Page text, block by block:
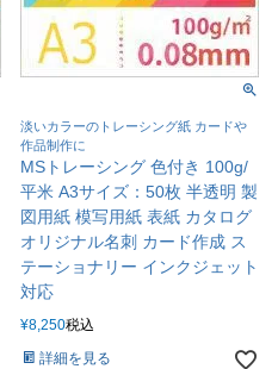
淡いカラーのトレーシング紙 カードや
作品制作に
MSトレーシング 色付き 100g/
平米 A3サイズ：50枚 半透明 製
図用紙 模写用紙 表紙 カタログ
オリジナル名刺 カード作成 ス
テーショナリー インクジェット
対応
¥8,250税込
詳細を見る